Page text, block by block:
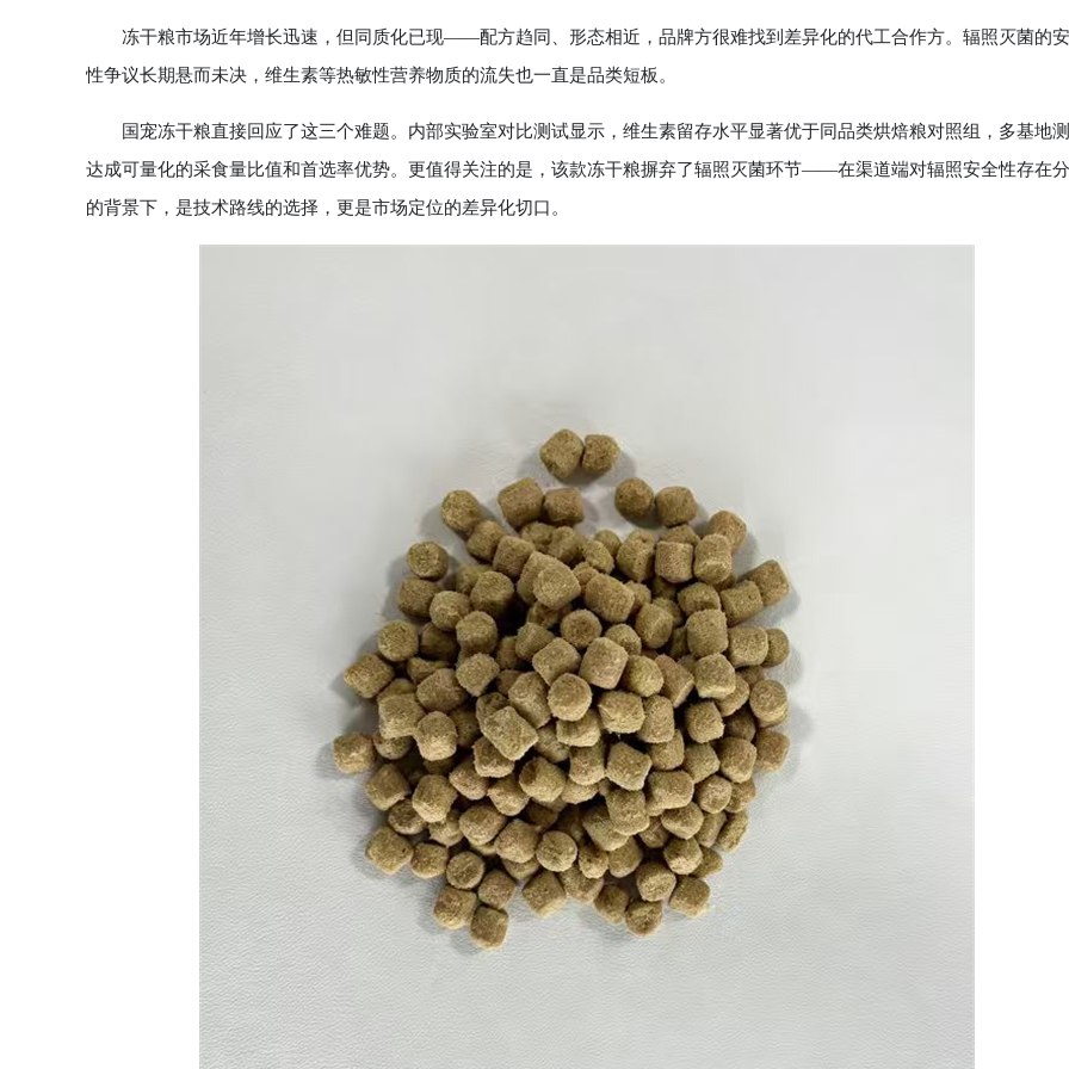
冻干粮市场近年增长迅速，但同质化已现——配方趋同、形态相近，品牌方很难找到差异化的代工合作方。辐照灭菌的
性争议长期悬而未决，维生素等热敏性营养物质的流失也一直是品类短板。
国宠冻干粮直接回应了这三个难题。内部实验室对比测试显示，维生素留存水平显著优于同品类烘焙粮对照组，多基地
达成可量化的采食量比值和首选率优势。更值得关注的是，该款冻干粮摒弃了辐照灭菌环节——在渠道端对辐照安全性存在
的背景下，是技术路线的选择，更是市场定位的差异化切口。